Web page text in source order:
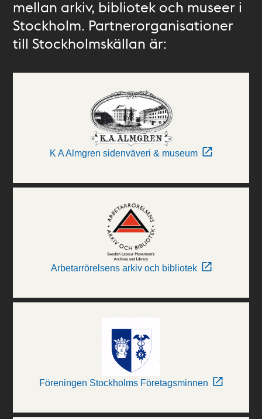
mellan arkiv, bibliotek och museer i
Stockholm. Partnerorganisationer
till Stockholmskällan är:
K A Almgren sidenväveri & museum
Arbetarrörelsens arkiv och bibliotek
Föreningen Stockholms Företagsminnen